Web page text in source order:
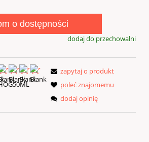
o dostępności
dodaj do przechowalni
zapytaj o produkt
poleć znajomemu
dodaj opinię